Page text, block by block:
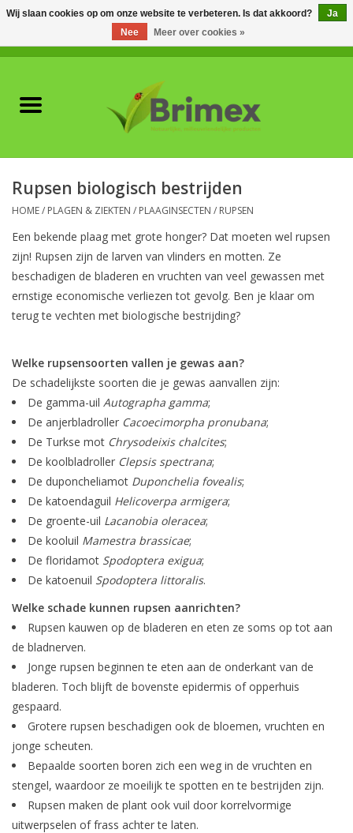
Plagen & Ziekten
Wildwering
Meststoffen en
Bodemverbeteraars
Monitoring
Bestuiving
Brimex kaarten
Vallen
Drukspuiten
Onkruid & Reiniging
Zaden
Nestkasten
Boom bewatering
Nieuws
Treeportleden:
Rupsen biologisch bestrijden
HOME/ PLAGEN & ZIEKTEN / PLAAGINSECTEN / RUPSEN
Een bekende plaag met grote honger? Dat moeten wel rupsen
zijn! Rupsen zijn de larven van vlinders en motten. Ze
beschadigen de bladeren en vruchten van veel gewassen met
ernstige economische verliezen tot gevolg. Ben je klaar om
terug te vechten met biologische bestrijding?
Welke rupsensoorten vallen je gewas aan?
De schadelijkste soorten die je gewas aanvallen zijn:
De gamma-uil Autographa gamma;
De anjerbladroller Cacoecimorpha pronubana;
De Turkse mot Chrysodeixis chalcites;
De koolbladroller Clepsis spectrana;
De duponcheliamot Duponchelia fovealis;
De katoendaguil Helicoverpa armigera;
De groente-uil Lacanobia oleracea;
De kooluil Mamestra brassicae;
De floridamot Spodoptera exigua;
De katoenuil Spodoptera littoralis.
Welke schade kunnen rupsen aanrichten?
Rupsen kauwen op de bladeren en eten ze soms op tot aan
de bladnerven.
Jonge rupsen beginnen te eten aan de onderkant van de
bladeren. Toch blijft de bovenste epidermis of opperhuis
gespaard.
Grotere rupsen beschadigen ook de bloemen, vruchten en
jonge scheuten.
Bepaalde soorten boren zich een weg in de vruchten en
stengel, waardoor ze moeilijk te spotten en te bestrijden zijn.
Rupsen maken de plant ook vuil door korrelvormige
uitwerpselen of frass achter te laten.
Wij slaan cookies op om onze website te verbeteren. Is dat akkoord?
Ja
Nee
Meer over cookies »